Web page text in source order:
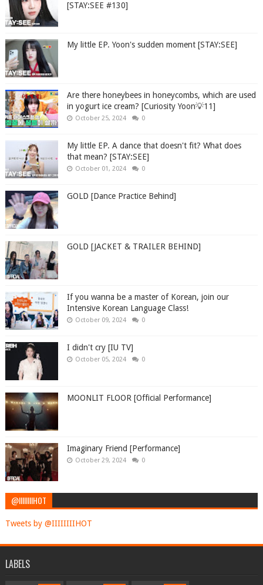
[STAY:SEE #130]
My little EP. Yoon's sudden moment [STAY:SEE]
Are there honeybees in honeycombs, which are used
in yogurt ice cream? [Curiosity Yoon💡11]
October 25, 2024 0
My little EP. A dance that doesn't fit? What does
that mean? [STAY:SEE]
October 01, 2024 0
GOLD [Dance Practice Behind]
GOLD [JACKET & TRAILER BEHIND]
If you wanna be a master of Korean, join our
Intensive Korean Language Class!
October 09, 2024 0
I didn't cry [IU TV]
October 05, 2024 0
MOONLIT FLOOR [Official Performance]
Imaginary Friend [Performance]
October 29, 2024 0
@IIIIIIIIHOT
Tweets by @IIIIIIIIHOT
LABELS